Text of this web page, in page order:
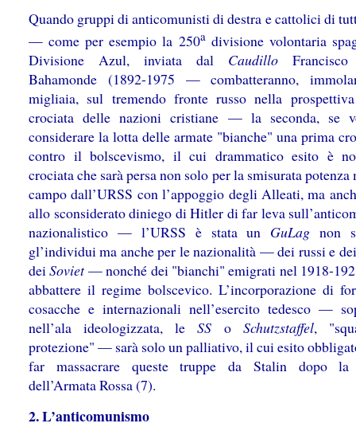
Quando gruppi di anticomunisti di destra e cattolici di
— come per esempio la 250adivisione volontaria
Divisione Azul, inviata dal Caudillo
Bahamonde (1892-1975 — combatteranno,
migliaia, sul tremendo fronte russo nella
crociata delle nazioni cristiane — la seconda, se
considerare la lotta delle armate "bianche" una prima
contro il bolscevismo, il cui drammatico esito è
crociata che sarà persa non solo per la smisurata potenza
campo dall’URSS con l’appoggio degli Alleati, ma
allo sconsiderato diniego di Hitler di far leva
nazionalistico — l’URSS è stata un GuLag non
gl’individui ma anche per le nazionalità — dei russi e
deiSoviet— nonché dei "bianchi" emigrati nel 1918-
abbattere il regime bolscevico. L’incorporazione di
cosacche e internazionali nell’esercito tedesco —
nell’ala ideologizzata, leSS o Schutzstaffel,
protezione" — sarà solo un palliativo, il cui esito
far massacrare queste truppe da Stalin dopo
dell’Armata Rossa (7).
2. L’anticomunismo